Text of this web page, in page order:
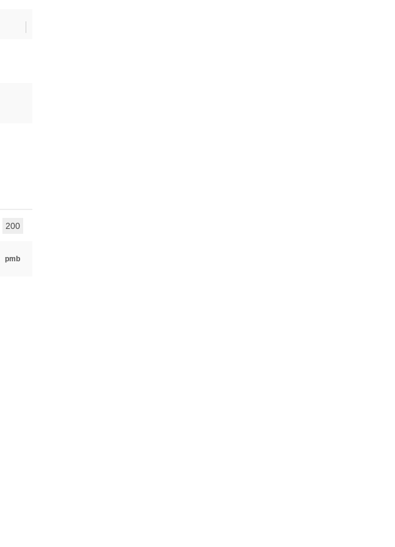
200
pmb